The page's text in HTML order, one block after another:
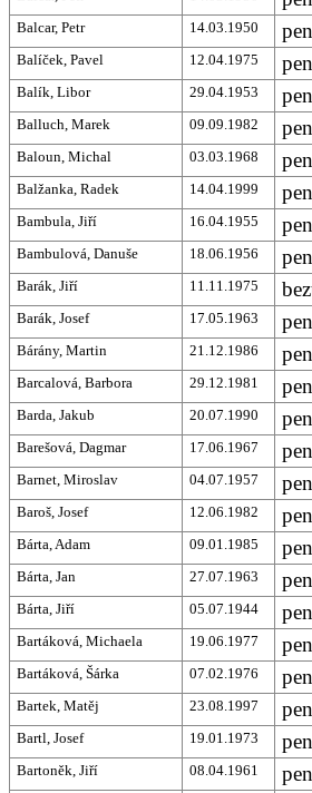
Balcar, Petr 14.03.1950
Balíček, Pavel 12.04.1975
Balík, Libor 29.04.1953
Balluch, Marek 09.09.1982
Baloun, Michal 03.03.1968
Balžanka, Radek 14.04.1999
Bambula, Jiří 16.04.1955
Bambulová, Danuše 18.06.1956
Barák, Jiří 11.11.1975
Barák, Josef 17.05.1963
Bárány, Martin 21.12.1986
Barcalová, Barbora 29.12.1981
Barda, Jakub 20.07.1990
Barešová, Dagmar 17.06.1967
Barnet, Miroslav 04.07.1957
Baroš, Josef 12.06.1982
Bárta, Adam 09.01.1985
Bárta, Jan 27.07.1963
Bárta, Jiří 05.07.1944
Bartáková, Michaela 19.06.1977
Bartáková, Šárka 07.02.1976
Bartek, Matěj 23.08.1997
Bartl, Josef 19.01.1973
Bartoněk, Jiří 08.04.1961